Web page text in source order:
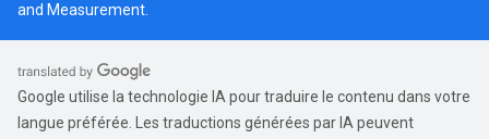
and Measurement
Google utilise la technologie IA pour traduire le contenu dans votre
langue préférée. Les traductions générées par IA peuvent